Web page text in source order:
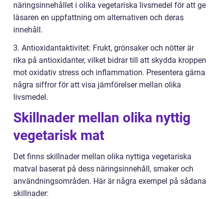
näringsinnehållet i olika vegetariska livsmedel för att ge
läsaren en uppfattning om alternativen och deras
innehåll.
3. Antioxidantaktivitet: Frukt, grönsaker och nötter är
rika på antioxidanter, vilket bidrar till att skydda kroppen
mot oxidativ stress och inflammation. Presentera gärna
några siffror för att visa jämförelser mellan olika
livsmedel.
Skillnader mellan olika nyttig
vegetarisk mat
Det finns skillnader mellan olika nyttiga vegetariska
matval baserat på dess näringsinnehåll, smaker och
användningsområden. Här är några exempel på sådana
skillnader: